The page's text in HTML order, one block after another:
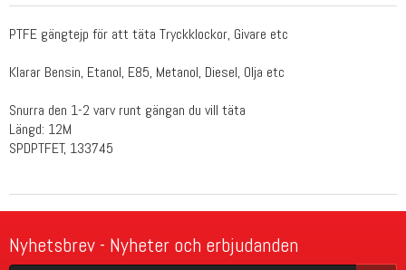
PTFE gängtejp för att täta Tryckklockor, Givare etc
Klarar Bensin, Etanol, E85, Metanol, Diesel, Olja etc
Snurra den 1-2 varv runt gängan du vill täta
Längd: 12M
SPDPTFET, 133745
Nyhetsbrev - Nyheter och erbjudanden